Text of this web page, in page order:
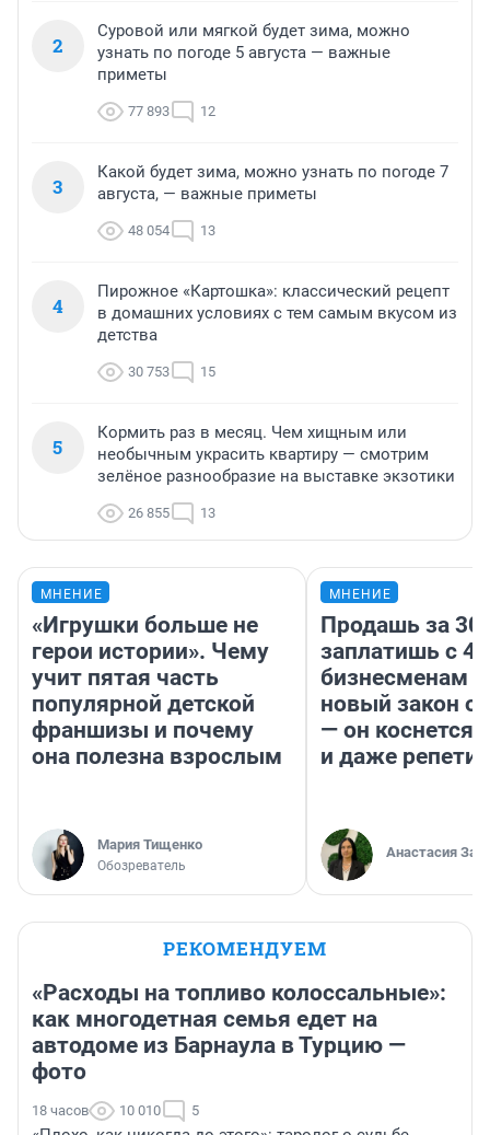
2
Суровой или мягкой будет зима, можно
узнать по погоде 5 августа — важные
приметы
77 893 12
3
Какой будет зима, можно узнать по погоде 7
августа, — важные приметы
48 054 13
4
Пирожное «Картошка»: классический рецепт
в домашних условиях с тем самым вкусом из
детства
30 753 15
5
Кормить раз в месяц. Чем хищным или
необычным украсить квартиру — смотрим
зелёное разнообразие на выставке экзотики
26 855 13
МНЕНИЕ
«Игрушки больше не
герои истории». Чему
учит пятая часть
популярной детской
франшизы и почему
она полезна взрослым
Мария Тищенко
Обозреватель
МНЕНИЕ
Продашь за
заплатишь с
бизнесменам
новый закон о
— он коснется
и даже
Анастасия
РЕКОМЕНДУЕМ
«Расходы на топливо колоссальные»:
как многодетная семья едет на
автодоме из Барнаула в Турцию —
фото
18 часов 10 010 5